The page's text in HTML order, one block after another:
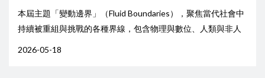
本屆主題「變動邊界」（Fluid Boundaries），聚焦當代社會中
持續被重組與挑戰的各種界線，包含物理與數位、人類與非人
2026-05-18